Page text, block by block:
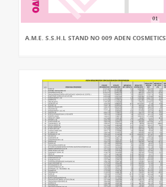
A.M.E. S.S.H.L STAND NO 009 ADEN COSMETICS